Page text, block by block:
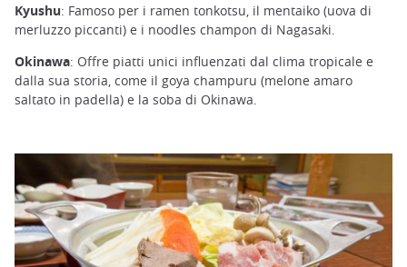
Kyushu: Famoso per i ramen tonkotsu, il mentaiko (uova di
merluzzo piccanti) e i noodles champon di Nagasaki.
Okinawa: Offre piatti unici influenzati dal clima tropicale e
dalla sua storia, come il goya champuru (melone amaro
saltato in padella) e la soba di Okinawa.